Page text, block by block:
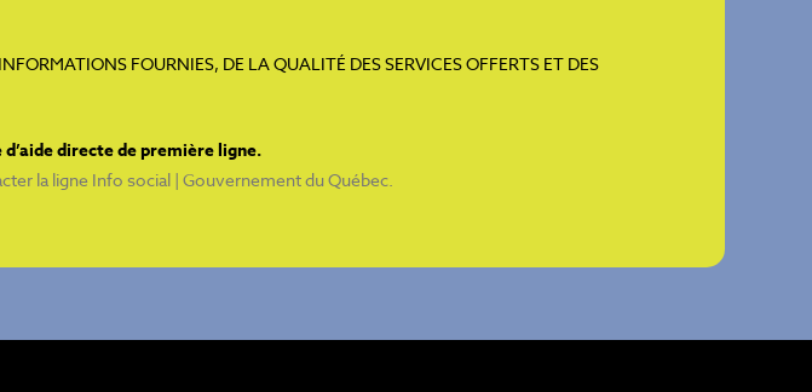
FOURNIES, DE LA QUALITÉ DES SERVICES OFFERTS ET DES
directe de première ligne.
la ligne Info social | Gouvernement du Québec.